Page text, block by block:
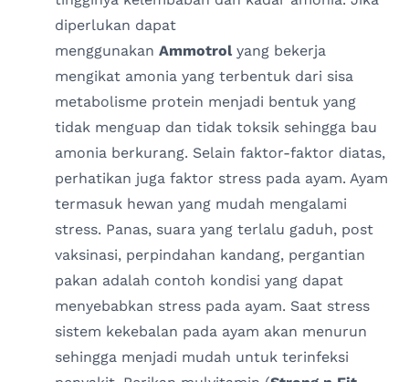
diperlukan dapat
menggunakan Ammotrolyang bekerja
mengikat amonia yang terbentuk dari sisa
metabolisme protein menjadi bentuk yang
tidak menguap dan tidak toksik sehingga bau
amonia berkurang. Selain faktor-faktor diatas,
perhatikan juga faktor stress pada ayam. Ayam
termasuk hewan yang mudah mengalami
stress. Panas, suara yang terlalu gaduh, post
vaksinasi, perpindahan kandang, pergantian
pakan adalah contoh kondisi yang dapat
menyebabkan stress pada ayam. Saat stress
sistem kekebalan pada ayam akan menurun
sehingga menjadi mudah untuk terinfeksi